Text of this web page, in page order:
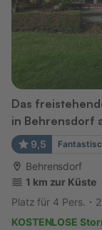
Das
in Behrensdorf
9,5
Behrensdorf
1 km zur Küste
Platz für 4 Pers.
KOSTENLOSE